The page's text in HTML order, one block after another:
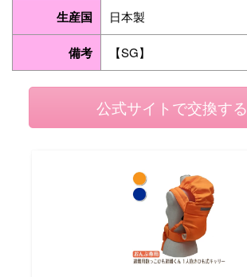
生産国 日本製
備考 【SG】
公式サイトで交換する